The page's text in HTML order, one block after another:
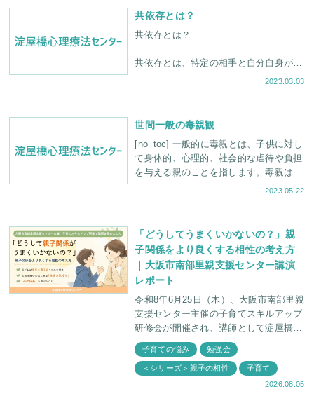
共依存とは？
共依存とは？
共依存とは、特定の相手と自分自身が互
いになくてはならない存在になり、両者
2023.03.03
世間一般の毒親観
[no_toc] 一般的に毒親とは、子供に対し
て身体的、心理的、社会的な虐待や負担
を与える親のことを指します。毒親は子
供に対して支配的な態度を取り、感情や
2023.05.22
「どうしてうまくいかないの？」親
子関係をより良くする相性の考え方
｜大阪市南部里親支援センター講演
レポート
令和8年6月25日（木）、大阪市南部里親
支援センター主催の子育てスキルアップ
研修会が開催され、講師として淀屋橋心
理療法センター 臨床心理士・福田俊介
がお話しさせていただきました。 講義
名
子育ての悩み 勉強会
＜シリーズ＞親子の相性
子育て
2026.08.05